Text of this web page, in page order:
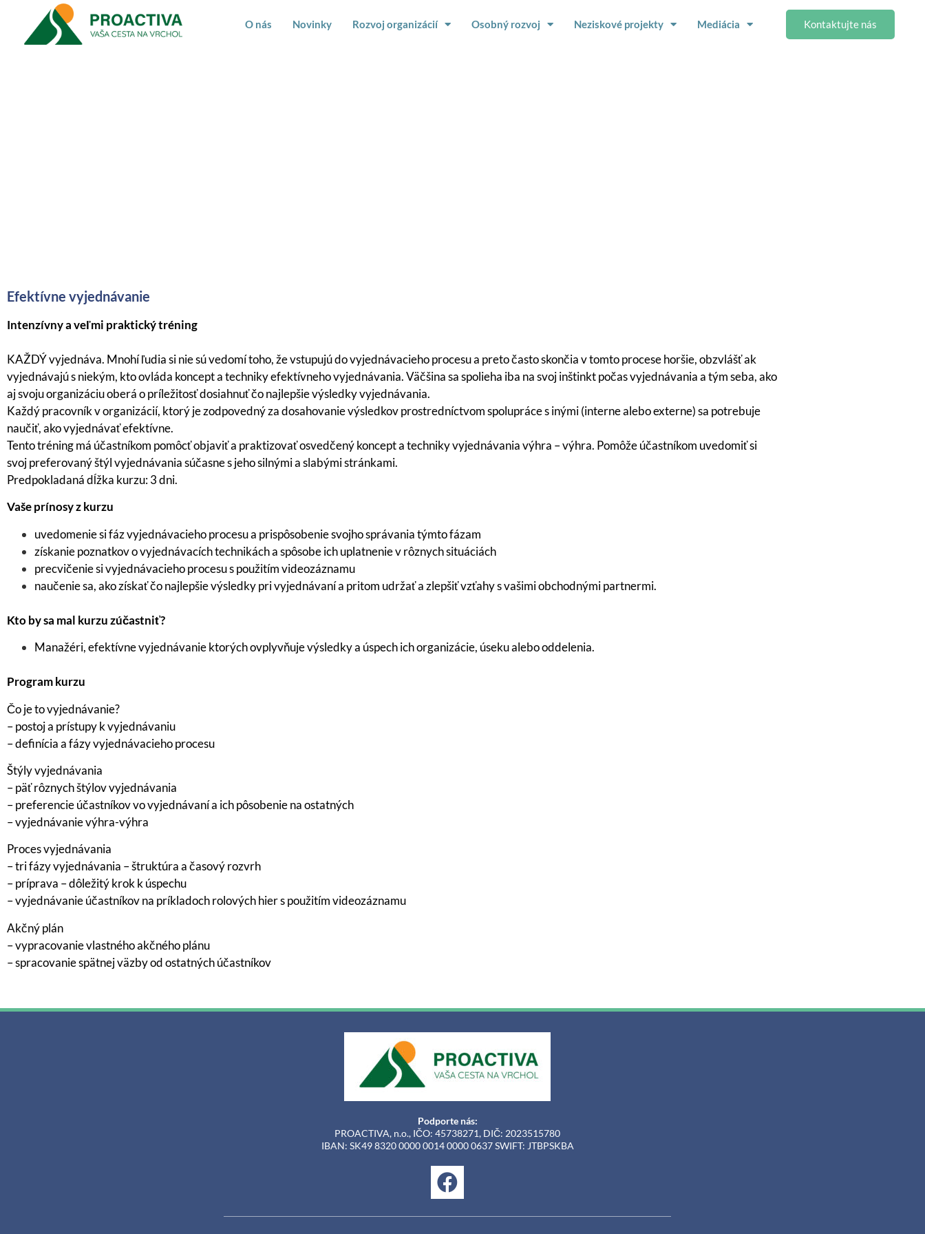
O nás Novinky Rozvoj organizácií Osobný rozvoj Neziskové projekty Mediácia Kontaktujte nás
Efektívne vyjednávanie
Intenzívny a veľmi praktický tréning
KAŽDÝ vyjednáva. Mnohí ľudia si nie sú vedomí toho, že vstupujú do vyjednávacieho procesu a preto často skončia v tomto procese horšie, obzvlášť ak
vyjednávajú s niekým, kto ovláda koncept a techniky efektívneho vyjednávania. Väčšina sa spolieha iba na svoj inštinkt počas vyjednávania a tým seba, ako
aj svoju organizáciu oberá o príležitosť dosiahnuť čo najlepšie výsledky vyjednávania.
Každý pracovník v organizácií, ktorý je zodpovedný za dosahovanie výsledkov prostredníctvom spolupráce s inými (interne alebo externe) sa potrebuje
naučiť, ako vyjednávať efektívne.
Tento tréning má účastníkom pomôcť objaviť a praktizovať osvedčený koncept a techniky vyjednávania výhra – výhra. Pomôže účastníkom uvedomiť si
svoj preferovaný štýl vyjednávania súčasne s jeho silnými a slabými stránkami.
Predpokladaná dĺžka kurzu: 3 dni.
Vaše prínosy z kurzu
uvedomenie si fáz vyjednávacieho procesu a prispôsobenie svojho správania týmto fázam
získanie poznatkov o vyjednávacích technikách a spôsobe ich uplatnenie v rôznych situáciách
precvičenie si vyjednávacieho procesu s použitím videozáznamu
naučenie sa, ako získať čo najlepšie výsledky pri vyjednávaní a pritom udržať a zlepšiť vzťahy s vašimi obchodnými partnermi.
Kto by sa mal kurzu zúčastniť?
Manažéri, efektívne vyjednávanie ktorých ovplyvňuje výsledky a úspech ich organizácie, úseku alebo oddelenia.
Program kurzu
Čo je to vyjednávanie?
– postoj a prístupy k vyjednávaniu
– definícia a fázy vyjednávacieho procesu
Štýly vyjednávania
– päť rôznych štýlov vyjednávania
– preferencie účastníkov vo vyjednávaní a ich pôsobenie na ostatných
– vyjednávanie výhra-výhra
Proces vyjednávania
– tri fázy vyjednávania – štruktúra a časový rozvrh
– príprava – dôležitý krok k úspechu
– vyjednávanie účastníkov na príkladoch rolových hier s použitím videozáznamu
Akčný plán
– vypracovanie vlastného akčného plánu
– spracovanie spätnej väzby od ostatných účastníkov
Podporte nás:
PROACTIVA, n.o., IČO: 45738271, DIČ: 2023515780
IBAN: SK49 8320 0000 0014 0000 0637 SWIFT: JTBPSKBA